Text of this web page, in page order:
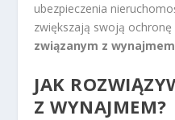
ubezpieczenia
zwiększają swoją ochronę
związanym z wynajmem
JAK
Z WYNAJMEM?